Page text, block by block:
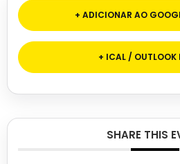
+ ADICIONAR AO
+ ICAL / OUTLOOK
SHARE THIS